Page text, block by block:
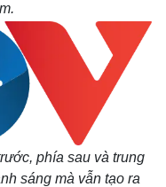
phía sau và trung
sáng mà vẫn tạo ra